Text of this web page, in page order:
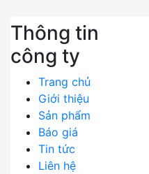
Thông tin
công ty
Trang chủ
Giới thiệu
Sản phẩm
Báo giá
Tin tức
Liên hệ